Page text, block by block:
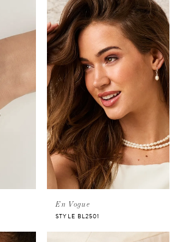
En Vogue
STYLE BL2501